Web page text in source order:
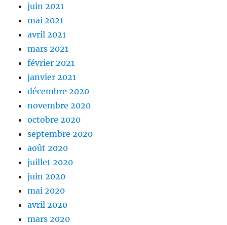
juin 2021
mai 2021
avril 2021
mars 2021
février 2021
janvier 2021
décembre 2020
novembre 2020
octobre 2020
septembre 2020
août 2020
juillet 2020
juin 2020
mai 2020
avril 2020
mars 2020